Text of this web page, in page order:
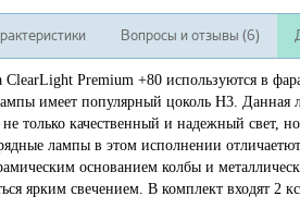
Вопросы и отзывы (6)
ClearLight Premium +80 используются в
имеет популярный цоколь Н3. Данная
не только качественный и надежный свет,
лампы в этом исполнении
основанием колбы и
ярким свечением. В комплект входят 2